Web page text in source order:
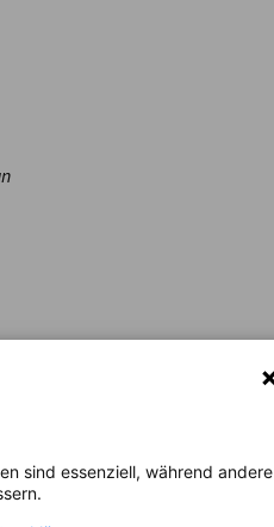
sind essenziell, während andere